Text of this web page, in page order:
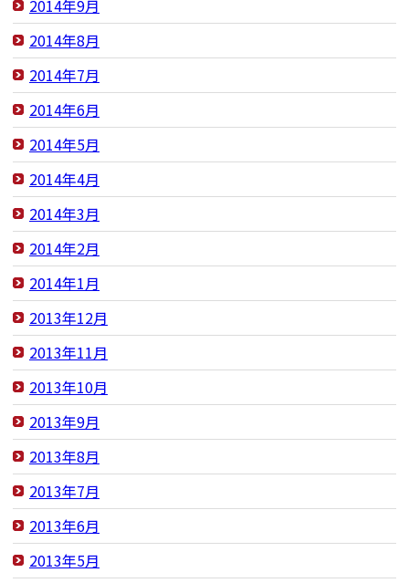
2014年9月
2014年8月
2014年7月
2014年6月
2014年5月
2014年4月
2014年3月
2014年2月
2014年1月
2013年12月
2013年11月
2013年10月
2013年9月
2013年8月
2013年7月
2013年6月
2013年5月